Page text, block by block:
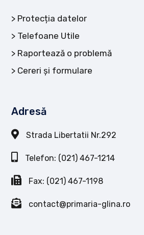
Protecția datelor
Telefoane Utile
Raportează o problemă
Cereri și formulare
Adresă
Strada Libertatii Nr.292
Telefon: (021) 467-1214
Fax: (021) 467-1198
contact@primaria-glina.ro